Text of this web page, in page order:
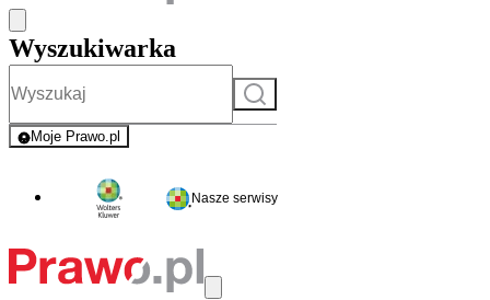
Wyszukiwarka
Szukaj
Moje Prawo.pl
- rejestracja i logowanie do serwisu
Nasze serwisy